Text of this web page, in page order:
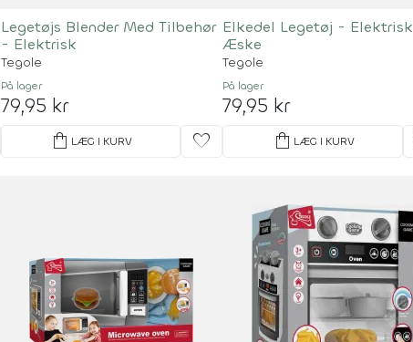
Legetøjs Blender Med Tilbehør
- Elektrisk
Tegole
På lager
79,95 kr
shopping_bag LÆG I KURV favorite
Elkedel Legetøj -
Æske
Tegole
På lager
79,95 kr
shopping_bag LÆG I KURV